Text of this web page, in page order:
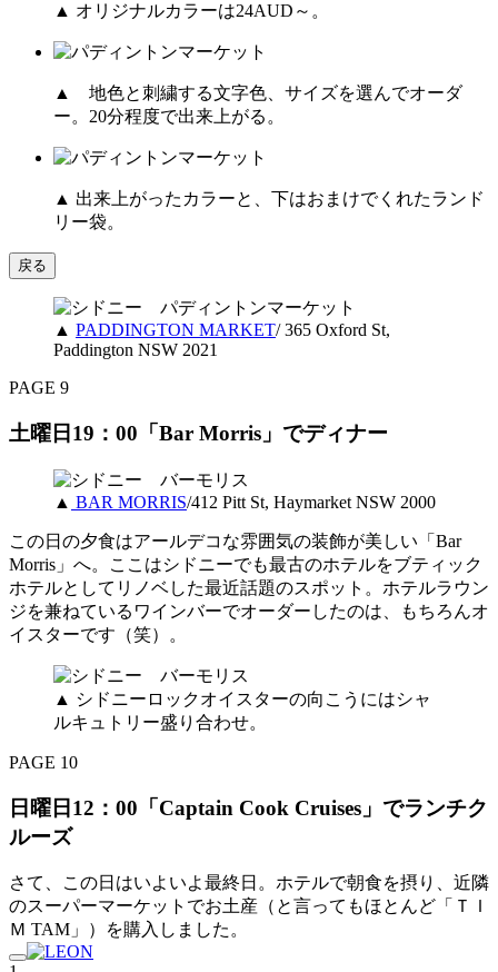
▲ オリジナルカラーは24AUD～。
▲ 地色と刺繍する文字色、サイズを選んでオーダ
ー。20分程度で出来上がる。
▲ 出来上がったカラーと、下はおまけでくれたランド
リー袋。
戻る
▲ PADDINGTON MARKET/ 365 Oxford St,
Paddington NSW 2021
PAGE 9
土曜日19：00「Bar Morris」でディナー
▲ BAR MORRIS/412 Pitt St, Haymarket NSW 2000
この日の夕食はアールデコな雰囲気の装飾が美しい「Bar
Morris」へ。ここはシドニーでも最古のホテルをブティック
ホテルとしてリノベした最近話題のスポット。ホテルラウン
ジを兼ねているワインバーでオーダーしたのは、もちろんオ
イスターです（笑）。
▲ シドニーロックオイスターの向こうにはシャ
ルキュトリー盛り合わせ。
PAGE 10
日曜日12：00「Captain Cook Cruises」でランチク
ルーズ
さて、この日はいよいよ最終日。ホテルで朝食を摂り、近隣
のスーパーマーケットでお土産（と言ってもほとんど「ＴＩ
Ｍ TAM」）を購入しました。